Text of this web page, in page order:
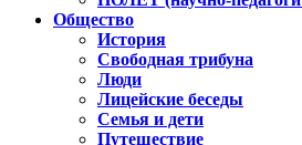
Общество
История
Свободная трибуна
Люди
Лицейские беседы
Семья и дети
Путешествие